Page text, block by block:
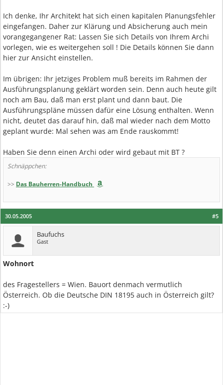
Ich denke, Ihr Architekt hat sich einen kapitalen Planungsfehler
eingefangen. Daher zur Klärung und Absicherung auch mein
vorangegangener Rat: Lassen Sie sich Details von Ihrem Archi
vorlegen, wie es weitergehen soll ! Die Details können Sie dann
hier zur Ansicht einstellen.
Im übrigen: Ihr jetziges Problem muß bereits im Rahmen der
Ausführungsplanung geklärt worden sein. Denn auch heute gilt
noch am Bau, daß man erst plant und dann baut. Die
Ausführungspläne müssen dafür eine Lösung enthalten. Wenn
nicht, deutet das darauf hin, daß mal wieder nach dem Motto
geplant wurde: Mal sehen was am Ende rauskommt!
Haben Sie denn einen Archi oder wird gebaut mit BT ?
Schnäppchen:
>> Das Bauherren-Handbuch
#5
30.05.2005
Baufuchs
Gast
Wohnort
des Fragestellers = Wien. Bauort denmach vermutlich
Österreich. Ob die Deutsche DIN 18195 auch in Österreich gilt?
:-)